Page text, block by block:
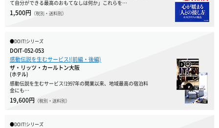
て自分ができる最高のおもてなしは何か」これらを…
1,500円 （税別・送料別）
●DOIT!シリーズ
DOIT-052-053
感動伝説を生むサービス!(前編・後編)
ザ・リッツ・カールトン大阪
(ホテル)
感動伝説を生むサービス!1997年の開業以来、地域最高の宿泊料
金にも…
19,600円 （税別・送料別）
●DOIT!シリーズ